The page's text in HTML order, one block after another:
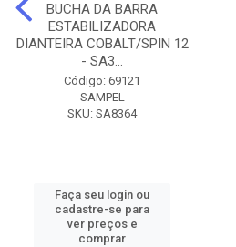
BUCHA DA BARRA
ESTABILIZADORA
DIANTEIRA COBALT/SPIN 12
- SA3...
Código: 69121
SAMPEL
SKU: SA8364
Faça seu login ou
cadastre-se para
ver preços e
comprar